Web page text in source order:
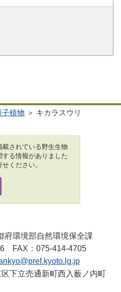
子植物 ＞ キカラスウリ
されている野生生物
る情報がありました
ください。
府環境部自然環境保全課
FAX：075-414-4705
下立売通新町西入薮ノ内町